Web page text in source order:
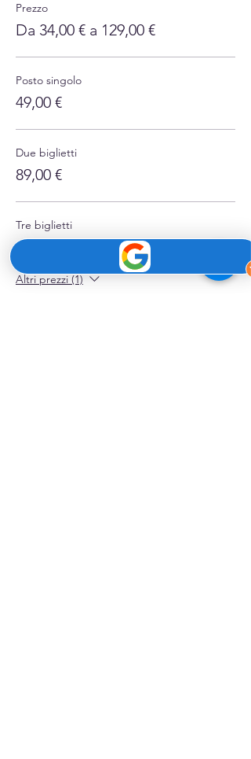
Prezzo
Da 34,00 € a 129,00 €
Posto singolo
49,00 €
Due biglietti
89,00 €
Tre biglietti
129,00 €
Altri prezzi (1)